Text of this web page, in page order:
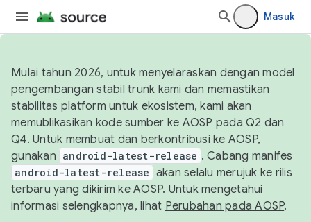
Masuk
Mulai tahun 2026, untuk menyelaraskan dengan model
pengembangan stabil trunk kami dan memastikan
stabilitas platform untuk ekosistem, kami akan
memublikasikan kode sumber ke AOSP pada Q2 dan
Q4. Untuk membuat dan berkontribusi ke AOSP,
gunakan android-latest-release . Cabang manifes
android-latest-release akan selalu merujuk ke rilis
terbaru yang dikirim ke AOSP. Untuk mengetahui
informasi selengkapnya, lihat Perubahan pada AOSP.